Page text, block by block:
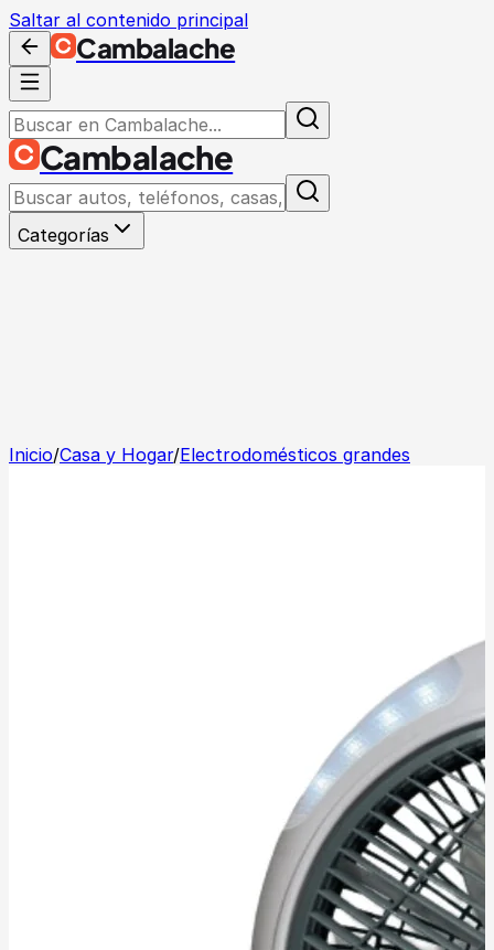
Saltar al contenido principal
Cambalache
Cambalache
Categorías
Inicio/Casa y Hogar/Electrodomésticos grandes